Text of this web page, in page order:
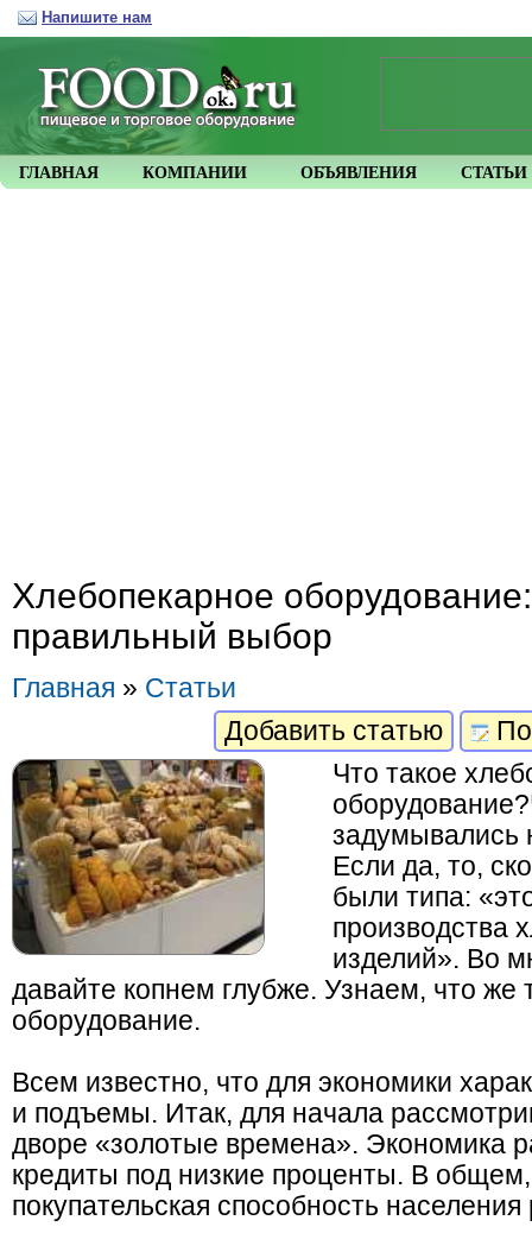
Хлебопекарное
правильный выбор
Главная » Статьи
Добавить статью
Что такое
задумывались
Если да, то,
были типа:
производства
изделий». Во
давайте копнем глубже. Узнаем, что же
оборудование.
Всем известно, что для экономики
и подъемы. Итак, для начала
дворе «золотые времена». Экономика
кредиты под низкие проценты. В
покупательская способность
ГЛАВНАЯ КОМПАНИИ ОБЪЯВЛЕНИЯ СТАТЬИ
Напишите нам